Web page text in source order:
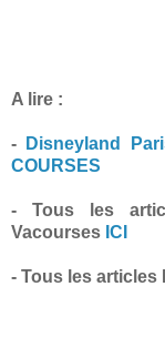
A lire :
-
Disneyland
COURSES
- Tous les
Vacourses ICI
- Tous les articles